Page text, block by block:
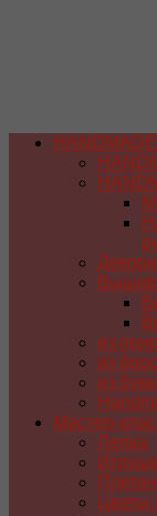
HANDMADE
из
из
из
Мастер-
Лепка
Цветы